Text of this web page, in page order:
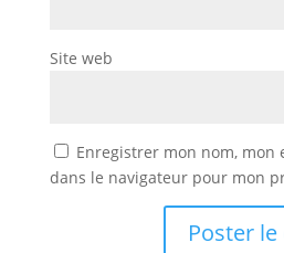
Site web
Enregistrer mon nom, mon
dans le navigateur pour mon